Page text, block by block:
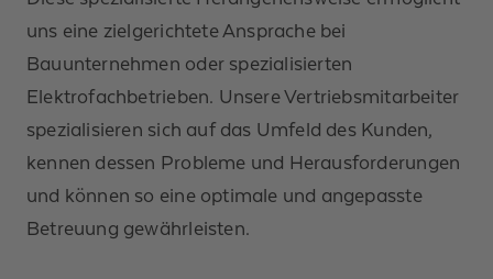
uns eine zielgerichtete Ansprache bei
Bauunternehmen oder spezialisierten
Elektrofachbetrieben. Unsere Vertriebsmitarbeiter
spezialisieren sich auf das Umfeld des Kunden,
kennen dessen Probleme und Herausforderungen
und können so eine optimale und angepasste
Betreuung gewährleisten.